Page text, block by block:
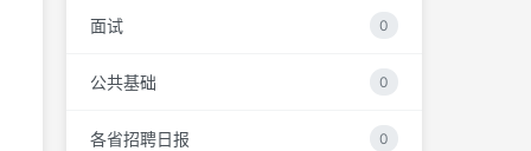
面试 0
公共基础 0
各省招聘日报 0